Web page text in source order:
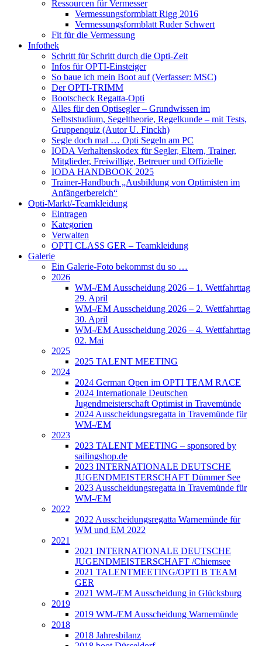
Ressourcen für Vermesser
Vermessungsformblatt Rigg 2016
Vermessungsformblatt Ruder Schwert
Fit für die Vermessung
Infothek
Schritt für Schritt durch die Opti-Zeit
Infos für OPTI-Einsteiger
So baue ich mein Boot auf (Verfasser: MSC)
Der OPTI-TRIMM
Bootscheck Regatta-Opti
Alles für den Optisegler – Grundwissen im
Selbststudium, Segeltheorie, Regelkunde – mit Tests,
Gruppenquiz (Autor U. Finckh)
Segle doch mal … Opti Segeln am PC
IODA Verhaltenskodex für Segler, Eltern, Trainer,
Mitglieder, Freiwillige, Betreuer und Offizielle
IODA HANDBOOK 2025
Trainer-Handbuch „Ausbildung von Optimisten im
Anfängerbereich“
Opti-Markt/-Teamkleidung
Eintragen
Kategorien
Verwalten
OPTI CLASS GER – Teamkleidung
Galerie
Ein Galerie-Foto bekommst du so …
2026
WM-/EM Ausscheidung 2026 – 1. Wettfahrttag
29. April
WM-/EM Ausscheidung 2026 – 2. Wettfahrttag
30. April
WM-/EM Ausscheidung 2026 – 4. Wettfahrttag
02. Mai
2025
2025 TALENT MEETING
2024
2024 German Open im OPTI TEAM RACE
2024 Internationale Deutschen
Jugendmeisterschaft Optimist in Travemünde
2024 Ausscheidungsregatta in Travemünde für
WM-/EM
2023
2023 TALENT MEETING – sponsored by
sailingshop.de
2023 INTERNATIONALE DEUTSCHE
JUGENDMEISTERSCHAFT Dümmer See
2023 Ausscheidungsregatta in Travemünde für
WM-/EM
2022
2022 Ausscheidungsregatta Warnemünde für
WM und EM 2022
2021
2021 INTERNATIONALE DEUTSCHE
JUGENDMEISTERSCHAFT /Chiemsee
2021 TALENTMEETING/OPTI B TEAM
GER
2021 WM-/EM Ausscheidung in Glücksburg
2019
2019 WM-/EM Ausscheidung Warnemünde
2018
2018 Jahresbilanz